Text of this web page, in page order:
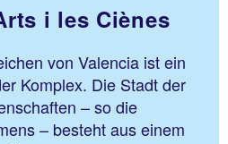
i les Ciènes
von Valencia ist ein
Komplex. Die Stadt der
– so die
– besteht aus einem